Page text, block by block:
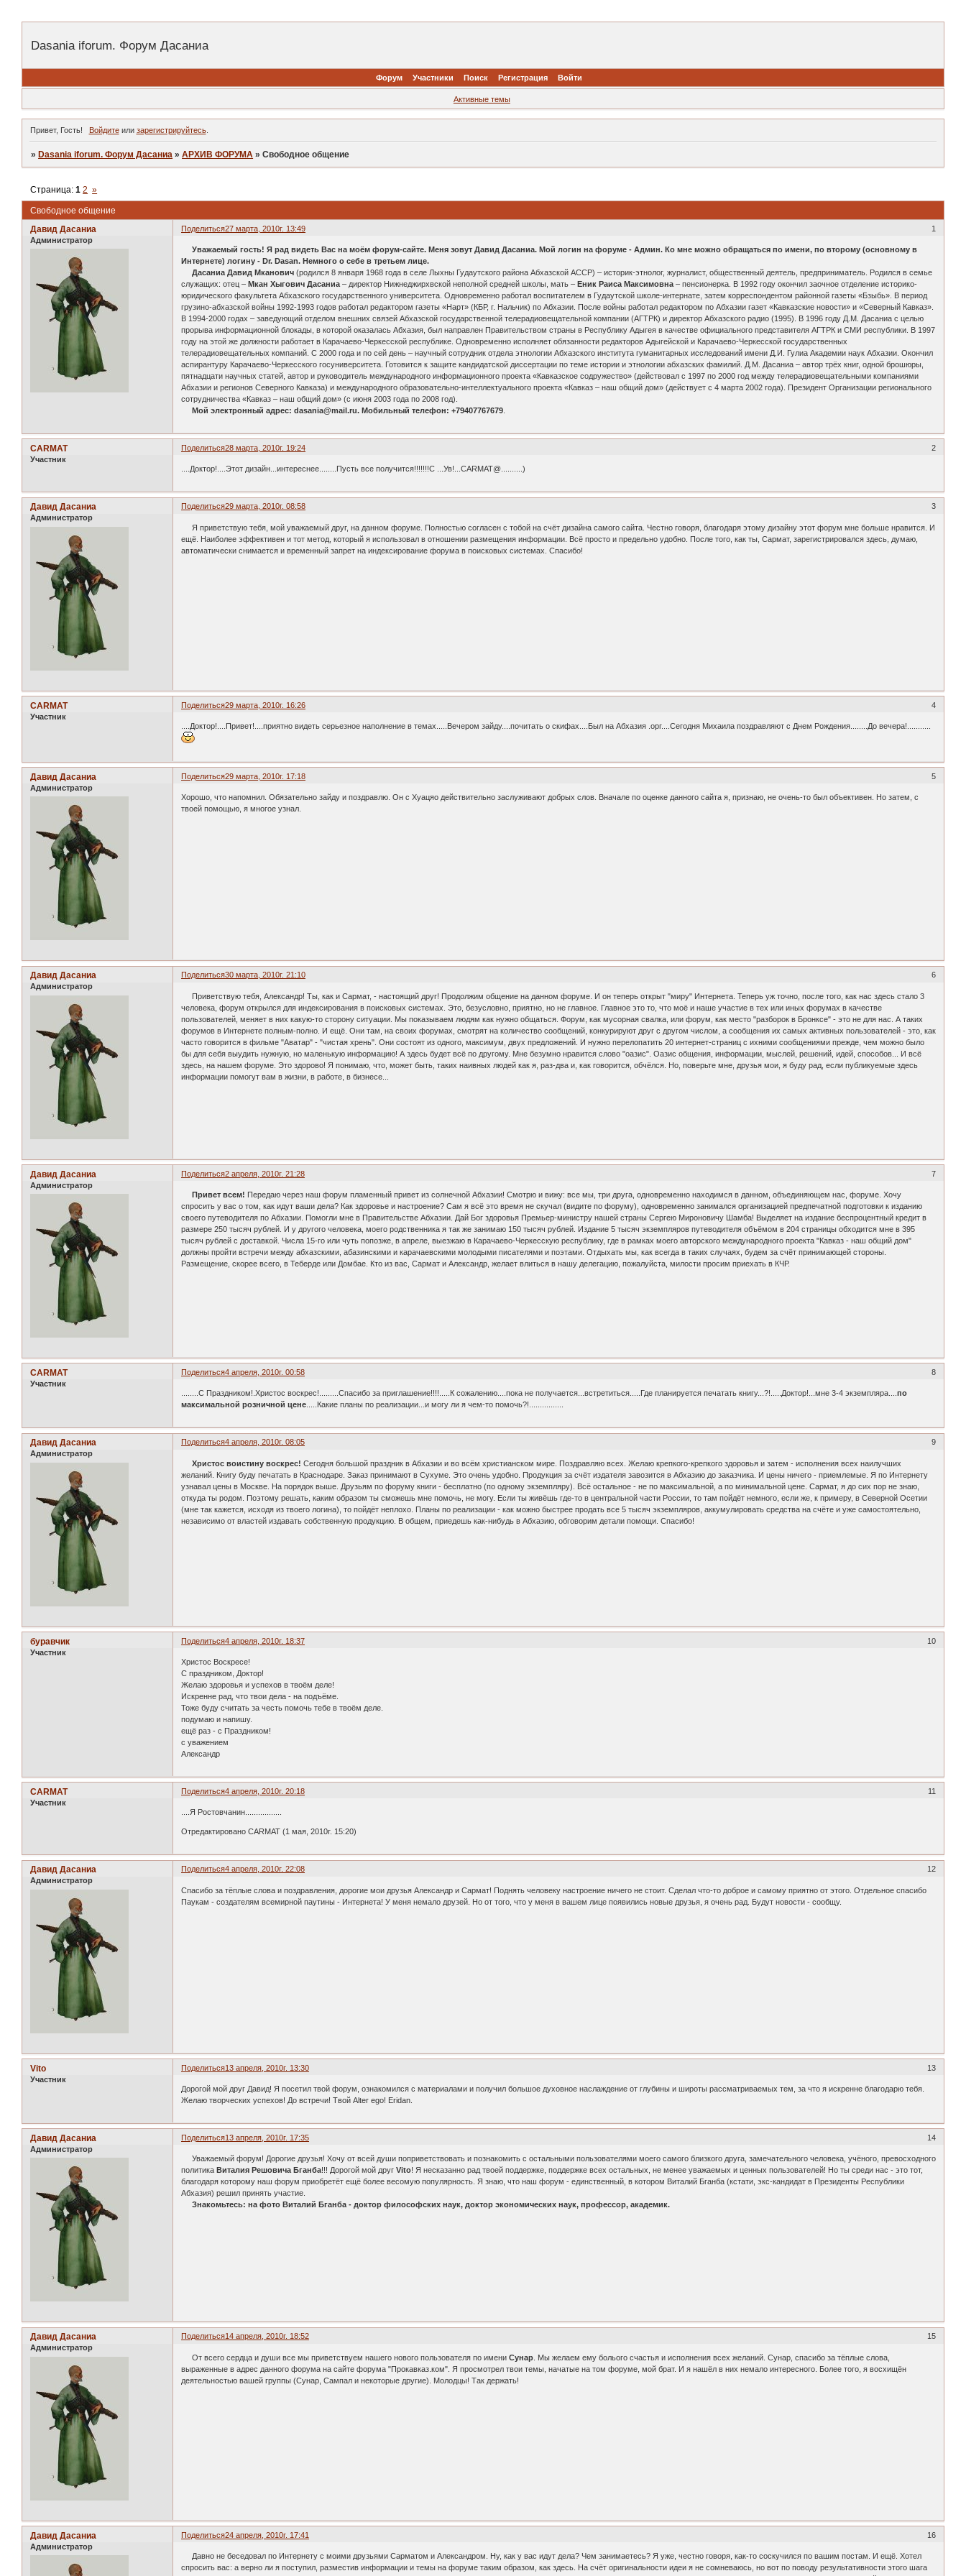
Dasania iforum. Форум Дасаниа
Форум Участники Поиск Регистрация Войти
Активные темы
Привет, Гость! Войдитеили зарегистрируйтесь.
» Dasania iforum. Форум Дасаниа »АРХИВ ФОРУМА »Свободное общение
Свободное общение
Страница:1 2 »
Поделиться 1
27 марта, 2010г. 13:49
Давид Дасаниа
Администратор
Уважаемый гость! Я рад видеть Вас на моём форум-сайте. Меня зовут Давид Дасаниа. Мой логин на форуме - Админ. Ко мне можно обращаться по имени, по второму (основному в
Интернете) логину - Dr. Dasan. Немного о себе в третьем лице.
Дасаниа Давид Мканович (родился 8 января 1968 года в селе Лыхны Гудаутского района Абхазской АССР) – историк-этнолог, журналист, общественный деятель, предприниматель. Родился в семье
служащих: отец –Мкан Хыгович Дасаниа – директор Нижнеджирхвской неполной средней школы, мать –Еник Раиса Максимовна – пенсионерка. В 1992 году окончил заочное отделение историко-
юридического факультета Абхазского государственного университета. Одновременно работал воспитателем в Гудаутской школе-интернате, затем корреспондентом районной газеты «Бзыбь». В период
грузино-абхазской войны 1992-1993 годов работал редактором газеты «Нарт» (КБР, г. Нальчик) по Абхазии. После войны работал редактором по Абхазии газет «Кавказские новости» и «Северный Кавказ».
В 1994-2000 годах – заведующий отделом внешних связей Абхазской государственной телерадиовещательной компании (АГТРК) и директор Абхазского радио (1995). В 1996 году Д.М. Дасаниа с целью
прорыва информационной блокады, в которой оказалась Абхазия, был направлен Правительством страны в Республику Адыгея в качестве официального представителя АГТРК и СМИ республики. В 1997
году на этой же должности работает в Карачаево-Черкесской республике. Одновременно исполняет обязанности редакторов Адыгейской и Карачаево-Черкесской государственных
телерадиовещательных компаний. С 2000 года и по сей день – научный сотрудник отдела этнологии Абхазского института гуманитарных исследований имени Д.И. Гулиа Академии наук Абхазии. Окончил
аспирантуру Карачаево-Черкесского госуниверситета. Готовится к защите кандидатской диссертации по теме истории и этнологии абхазских фамилий. Д.М. Дасаниа – автор трёх книг, одной брошюры,
пятнадцати научных статей, автор и руководитель международного информационного проекта «Кавказское содружество» (действовал с 1997 по 2000 год между телерадиовещательными компаниями
Абхазии и регионов Северного Кавказа) и международного образовательно-интеллектуального проекта «Кавказ – наш общий дом» (действует с 4 марта 2002 года). Президент Организации регионального
сотрудничества «Кавказ – наш общий дом» (с июня 2003 года по 2008 год).
Мой электронный адрес: dasania@mail.ru. Мобильный телефон: +79407767679
Поделиться 2
28 марта, 2010г. 19:24
CARMAT
Участник
....Доктор!....Этот дизайн...интереснее........Пусть все получится!!!!!!!С ...Ув!...CARMAT@..........)
Поделиться 3
29 марта, 2010г. 08:58
Давид Дасаниа
Администратор
Я приветствую тебя, мой уважаемый друг, на данном форуме. Полностью согласен с тобой на счёт дизайна самого сайта. Честно говоря, благодаря этому дизайну этот форум мне больше нравится. И
ещё. Наиболее эффективен и тот метод, который я использовал в отношении размещения информации. Всё просто и предельно удобно. После того, как ты, Сармат, зарегистрировался здесь, думаю,
автоматически снимается и временный запрет на индексирование форума в поисковых системах. Спасибо!
Поделиться 4
29 марта, 2010г. 16:26
CARMAT
Участник
....Доктор!....Привет!....приятно видеть серьезное наполнение в темах.....Вечером зайду....почитать о скифах....Был на Абхазия .орг....Сегодня Михаила поздравляют с Днем Рождения........До вечера!...........
Поделиться 5
29 марта, 2010г. 17:18
Давид Дасаниа
Администратор
Хорошо, что напомнил. Обязательно зайду и поздравлю. Он с Хуацяо действительно заслуживают добрых слов. Вначале по оценке данного сайта я, признаю, не очень-то был объективен. Но затем, с
твоей помощью, я многое узнал.
Поделиться 6
30 марта, 2010г. 21:10
Давид Дасаниа
Администратор
Приветствую тебя, Александр! Ты, как и Сармат, - настоящий друг! Продолжим общение на данном форуме. И он теперь открыт "миру" Интернета. Теперь уж точно, после того, как нас здесь стало 3
человека, форум открылся для индексирования в поисковых системах. Это, безусловно, приятно, но не главное. Главное это то, что моё и наше участие в тех или иных форумах в качестве
пользователей, меняет в них какую-то сторону ситуации. Мы показываем людям как нужно общаться. Форум, как мусорная свалка, или форум, как место "разборок в Бронксе" - это не для нас. А таких
форумов в Интернете полным-полно. И ещё. Они там, на своих форумах, смотрят на количество сообщений, конкурируют друг с другом числом, а сообщения их самых активных пользователей - это, как
часто говорится в фильме "Аватар" - "чистая хрень". Они состоят из одного, максимум, двух предложений. И нужно перелопатить 20 интернет-страниц с ихними сообщениями прежде, чем можно было
бы для себя выудить нужную, но маленькую информацию! А здесь будет всё по другому. Мне безумно нравится слово "оазис". Оазис общения, информации, мыслей, решений, идей, способов... И всё
здесь, на нашем форуме. Это здорово! Я понимаю, что, может быть, таких наивных людей как я, раз-два и, как говорится, обчёлся. Но, поверьте мне, друзья мои, я буду рад, если публикуемые здесь
информации помогут вам в жизни, в работе, в бизнесе...
Поделиться 7
2 апреля, 2010г. 21:28
Давид Дасаниа
Администратор
Привет всем! Передаю через наш форум пламенный привет из солнечной Абхазии! Смотрю и вижу: все мы, три друга, одновременно находимся в данном, объединяющем нас, форуме. Хочу
спросить у вас о том, как идут ваши дела? Как здоровье и настроение? Сам я всё это время не скучал (видите по форуму), одновременно занимался организацией предпечатной подготовки к изданию
своего путеводителя по Абхазии. Помогли мне в Правительстве Абхазии. Дай Бог здоровья Премьер-министру нашей страны Сергею Мироновичу Шамба! Выделяет на издание беспроцентный кредит в
размере 250 тысяч рублей. И у другого человека, моего родственника я так же занимаю 150 тысяч рублей. Издание 5 тысяч экземпляров путеводителя объёмом в 204 страницы обходится мне в 395
тысяч рублей с доставкой. Числа 15-го или чуть попозже, в апреле, выезжаю в Карачаево-Черкесскую республику, где в рамках моего авторского международного проекта "Кавказ - наш общий дом"
должны пройти встречи между абхазскими, абазинскими и карачаевскими молодыми писателями и поэтами. Отдыхать мы, как всегда в таких случаях, будем за счёт принимающей стороны.
Размещение, скорее всего, в Теберде или Домбае. Кто из вас, Сармат и Александр, желает влиться в нашу делегацию, пожалуйста, милости просим приехать в КЧР.
Поделиться 8
4 апреля, 2010г. 00:58
CARMAT
Участник
........С Праздником!.Христос воскрес!.........Спасибо за приглашение!!!!.....К сожалению....пока не получается...встретиться.....Где планируется печатать книгу...?!.....Доктор!...мне 3-4 экземпляра....по
максимальной розничной цене .....Какие планы по реализации...и могу ли я чем-то помочь?!................
Поделиться 9
4 апреля, 2010г. 08:05
Давид Дасаниа
Администратор
Христос воистину воскрес! Сегодня большой праздник в Абхазии и во всём христианском мире. Поздравляю всех. Желаю крепкого-крепкого здоровья и затем - исполнения всех наилучших
желаний. Книгу буду печатать в Краснодаре. Заказ принимают в Сухуме. Это очень удобно. Продукция за счёт издателя завозится в Абхазию до заказчика. И цены ничего - приемлемые. Я по Интернету
узнавал цены в Москве. На порядок выше. Друзьям по форуму книги - бесплатно (по одному экземпляру). Всё остальное - не по максимальной, а по минимальной цене. Сармат, я до сих пор не знаю,
откуда ты родом. Поэтому решать, каким образом ты сможешь мне помочь, не могу. Если ты живёшь где-то в центральной части России, то там пойдёт немного, если же, к примеру, в Северной Осетии
(мне так кажется, исходя из твоего логина), то пойдёт неплохо. Планы по реализации - как можно быстрее продать все 5 тысяч экземпляров, аккумулировать средства на счёте и уже самостоятельно,
независимо от властей издавать собственную продукцию. В общем, приедешь как-нибудь в Абхазию, обговорим детали помощи. Спасибо!
Поделиться 10
4 апреля, 2010г. 18:37
буравчик
Участник
Христос Воскресе!
С праздником, Доктор!
Желаю здоровья и успехов в твоём деле!
Искренне рад, что твои дела - на подъёме.
Тоже буду считать за честь помочь тебе в твоём деле.
подумаю и напишу.
ещё раз - с Праздником!
с уважением
Александр
Поделиться 11
4 апреля, 2010г. 20:18
CARMAT
Участник
....Я Ростовчанин.................
Отредактировано CARMAT (1 мая, 2010г. 15:20)
Поделиться 12
4 апреля, 2010г. 22:08
Давид Дасаниа
Администратор
Спасибо за тёплые слова и поздравления, дорогие мои друзья Александр и Сармат! Поднять человеку настроение ничего не стоит. Сделал что-то доброе и самому приятно от этого. Отдельное спасибо
Паукам - создателям всемирной паутины - Интернета! У меня немало друзей. Но от того, что у меня в вашем лице появились новые друзья, я очень рад. Будут новости - сообщу.
Поделиться 13
13 апреля, 2010г. 13:30
Vito
Участник
Дорогой мой друг Давид! Я посетил твой форум, ознакомился с материалами и получил большое духовное наслаждение от глубины и широты рассматриваемых тем, за что я искренне благодарю тебя.
Желаю творческих успехов! До встречи! Твой Alter ego! Eridan.
Поделиться 14
13 апреля, 2010г. 17:35
Давид Дасаниа
Администратор
Уважаемый форум! Дорогие друзья! Хочу от всей души поприветствовать и познакомить с остальными пользователями моего самого близкого друга, замечательного человека, учёного, превосходного
политика Виталия Решовича Бганба!!! Дорогой мой другVito! Я несказанно рад твоей поддержке, поддержке всех остальных, не менее уважаемых и ценных пользователей! Но ты среди нас - это тот,
благодаря которому наш форум приобретёт ещё более весомую популярность. Я знаю, что наш форум - единственный, в котором Виталий Бганба (кстати, экс-кандидат в Президенты Республики
Абхазия) решил принять участие.
Знакомьтесь: на фото Виталий Бганба - доктор философских наук, доктор экономических наук, профессор, академик.
Поделиться 15
14 апреля, 2010г. 18:52
Давид Дасаниа
Администратор
От всего сердца и души все мы приветствуем нашего нового пользователя по имениСунар . Мы желаем ему болього счастья и исполнения всех желаний. Сунар, спасибо за тёплые слова,
выраженные в адрес данного форума на сайте форума "Прокавказ.ком". Я просмотрел твои темы, начатые на том форуме, мой брат. И я нашёл в них немало интересного. Более того, я восхищён
деятельностью вашей группы (Сунар, Сампал и некоторые другие). Молодцы! Так держать!
Поделиться 16
24 апреля, 2010г. 17:41
Давид Дасаниа
Администратор
Давно не беседовал по Интернету с моими друзьями Сарматом и Александром. Ну, как у вас идут дела? Чем занимаетесь? Я уже, честно говоря, как-то соскучился по вашим постам. И ещё. Хотел
спросить вас: а верно ли я поступил, разместив информации и темы на форуме таким образом, как здесь. На счёт оригинальности идеи я не сомневаюсь, но вот по поводу результативности этого шага